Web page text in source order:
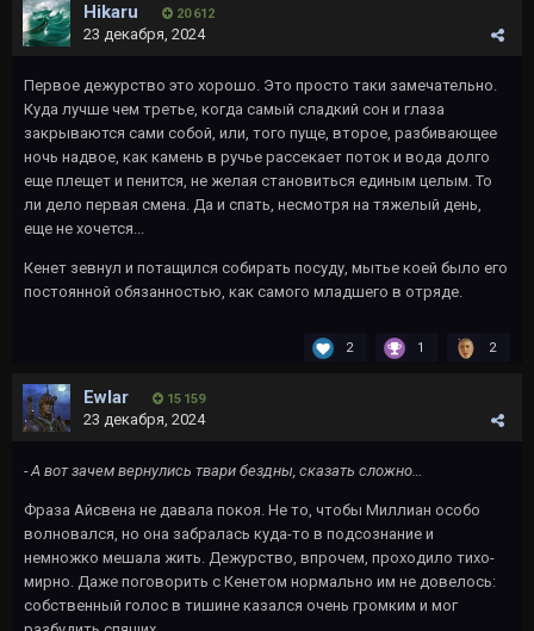
Hikaru 20 612
23 декабря, 2024
Первое дежурство это хорошо. Это просто таки замечательно.
Куда лучше чем третье, когда самый сладкий сон и глаза
закрываются сами собой, или, того пуще, второе, разбивающее
ночь надвое, как камень в ручье рассекает поток и вода долго
еще плещет и пенится, не желая становиться единым целым. То
ли дело первая смена. Да и спать, несмотря на тяжелый день,
еще не хочется...
Кенет зевнул и потащился собирать посуду, мытье коей было его
постоянной обязанностью, как самого младшего в отряде.
2 1 2
Ewlar 15 159
23 декабря, 2024
- А вот зачем вернулись твари бездны, сказать сложно…
Фраза Айсвена не давала покоя. Не то, чтобы Миллиан особо
волновался, но она забралась куда-то в подсознание и
немножко мешала жить. Дежурство, впрочем, проходило тихо-
мирно. Даже поговорить с Кенетом нормально им не довелось:
собственный голос в тишине казался очень громким и мог